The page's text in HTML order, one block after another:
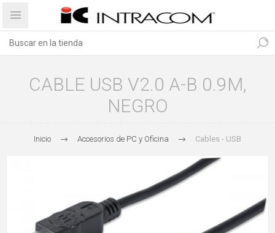
CABLE USB V2.0 A-B 0.9M,
NEGRO
Inicio Accesorios de PC y Oficina Cables - USB